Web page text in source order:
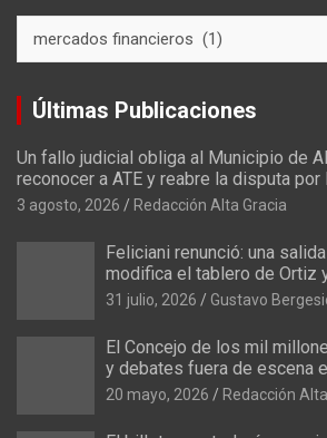
e
r
í
a
Últimas Publicaciones
Un fallo judicial obliga al Municipio de
reconocer a ATE y reabre la disputa
sindical
3 agosto, 2026 Redacción Alta Gracia
Feliciani renunció: una
modifica el tablero de Ortiz
31 julio, 2026 Gustavo
El Concejo de los mil
y debates fuera de escena
20 mayo, 2026 Redacción